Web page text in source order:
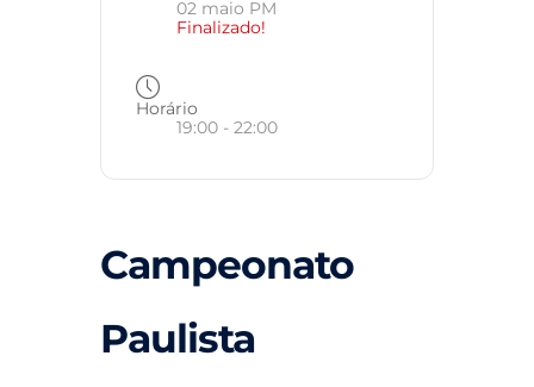
02 maio PM
Finalizado!
Horário
19:00 - 22:00
Campeonato
Paulista